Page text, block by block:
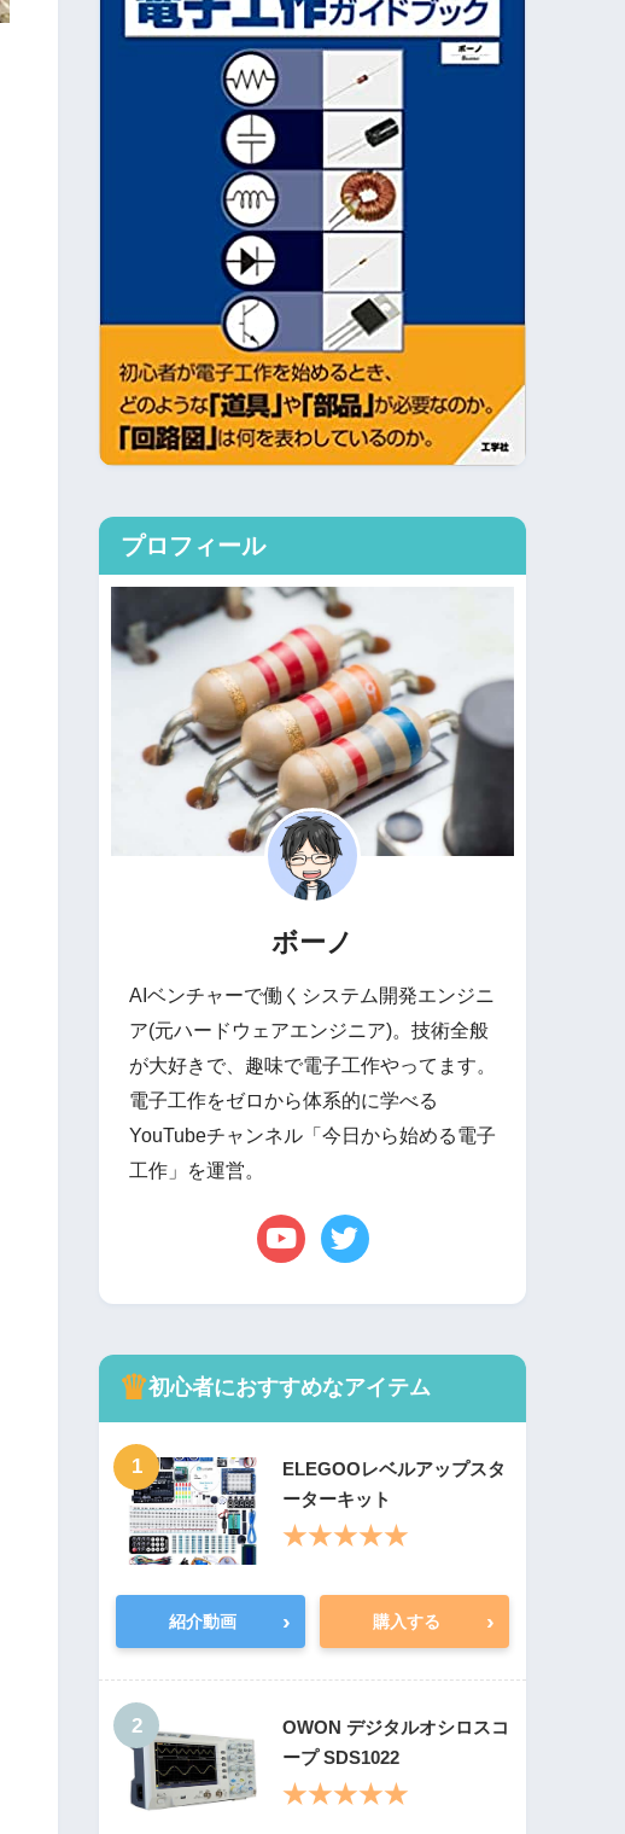
プロフィール
ボーノ
AIベンチャーで働くシステム開発エンジニ
ア(元ハードウェアエンジニア)。技術全般
が大好きで、趣味で電子工作やってます。
電子工作をゼロから体系的に学べる
YouTubeチャンネル「今日から始める電子
工作」を運営。
♛初心者におすすめなアイテム
1
ELEGOOレベルアップスタ
ーターキット
★★★★★
紹介動画 › 購入する ›
2
OWON デジタルオシロスコ
ープ SDS1022
★★★★★